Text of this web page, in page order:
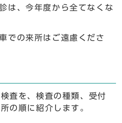
は、今年度から全てなくな
での来所はご遠慮くださ
査を、検査の種類、受付
の順に紹介します。